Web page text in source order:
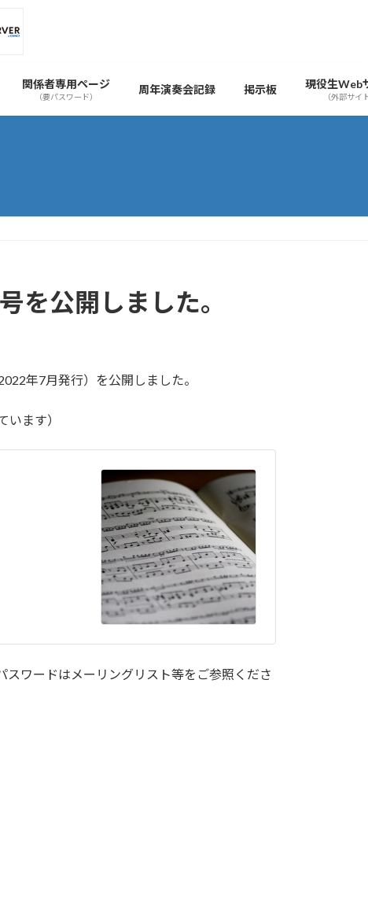
関係者専用ページ
（要パスワード）
周年演奏会記録 掲示板 現役生Web
（外部サイ
を公開しました。
年7月発行）を公開しました。
ます）
ワードはメーリングリスト等をご参照くださ